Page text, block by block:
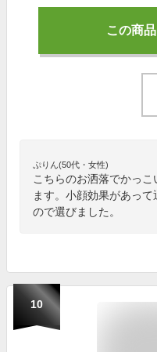
この商
ぷりん(50代・女性)
こちらのお洒落でかっ
ます。小顔効果があっ
ので選びました。
10